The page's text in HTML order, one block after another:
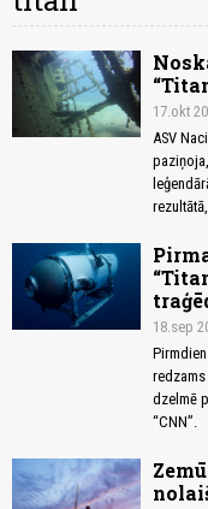
17.okt
ASV
18.sep
redzams
dzelmē
“CNN”.